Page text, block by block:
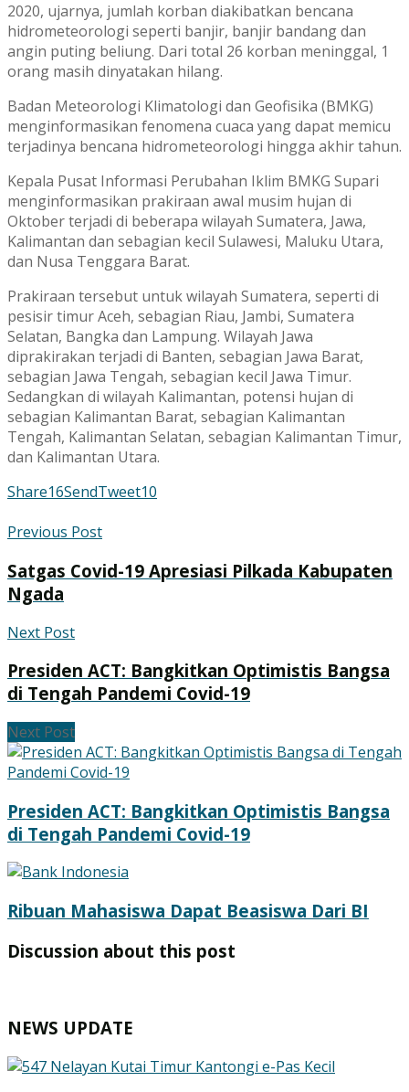
2020, ujarnya, jumlah korban diakibatkan bencana
hidrometeorologi seperti banjir, banjir bandang dan
angin puting beliung. Dari total 26 korban meninggal, 1
orang masih dinyatakan hilang.
Badan Meteorologi Klimatologi dan Geofisika (BMKG)
menginformasikan fenomena cuaca yang dapat memicu
terjadinya bencana hidrometeorologi hingga akhir tahun.
Kepala Pusat Informasi Perubahan Iklim BMKG Supari
menginformasikan prakiraan awal musim hujan di
Oktober terjadi di beberapa wilayah Sumatera, Jawa,
Kalimantan dan sebagian kecil Sulawesi, Maluku Utara,
dan Nusa Tenggara Barat.
Prakiraan tersebut untuk wilayah Sumatera, seperti di
pesisir timur Aceh, sebagian Riau, Jambi, Sumatera
Selatan, Bangka dan Lampung. Wilayah Jawa
diprakirakan terjadi di Banten, sebagian Jawa Barat,
sebagian Jawa Tengah, sebagian kecil Jawa Timur.
Sedangkan di wilayah Kalimantan, potensi hujan di
sebagian Kalimantan Barat, sebagian Kalimantan
Tengah, Kalimantan Selatan, sebagian Kalimantan Timur,
dan Kalimantan Utara.
Share16SendTweet10
Previous Post
Satgas Covid-19 Apresiasi Pilkada Kabupaten
Ngada
Next Post
Presiden ACT: Bangkitkan Optimistis Bangsa
di Tengah Pandemi Covid-19
Next Post
Presiden ACT: Bangkitkan Optimistis Bangsa
di Tengah Pandemi Covid-19
Ribuan Mahasiswa Dapat Beasiswa Dari BI
Discussion about this post
NEWS UPDATE